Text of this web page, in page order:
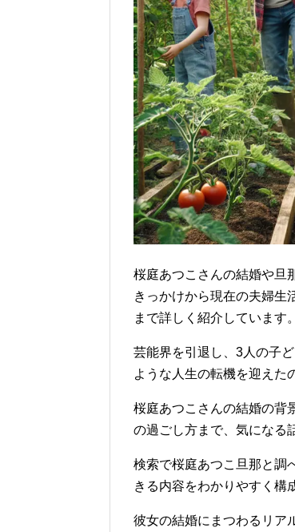
桜庭あつこさんの結婚や旦
きっかけから現在の夫婦生
まで詳しく紹介しています。
芸能界を引退し、3人の子
ような人生の転機を迎えた
桜庭あつこさんの結婚の背
の過ごし方まで、気になる
検索で桜庭あつこ旦那と調
きる内容をわかりやすく構
彼女の結婚にまつわるリア